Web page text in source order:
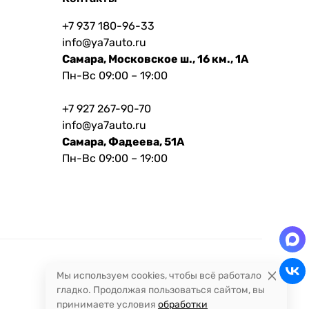
+7 937 180-96-33
info@ya7auto.ru
Самара, Московское ш., 16 км., 1А
Пн-Вс 09:00 – 19:00
+7 927 267-90-70
info@ya7auto.ru
Самара, Фадеева, 51А
Пн-Вс 09:00 – 19:00
Мы используем cookies, чтобы всё работало
гладко. Продолжая пользоваться сайтом, вы
принимаете условия обработки